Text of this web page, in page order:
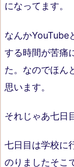
になってます。
なんかYouTube
する時間が苦痛
た。なのでほん
思います。
それじゃあ七日
七日目は学校に
のりましたそこ